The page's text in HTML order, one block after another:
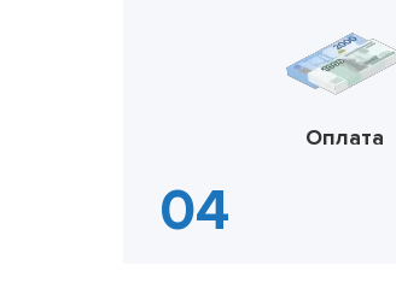
Оплата